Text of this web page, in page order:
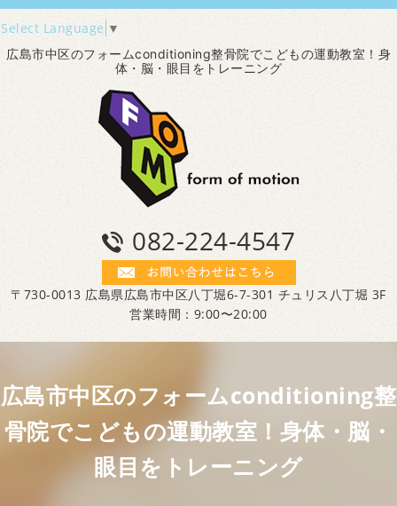
Select Language ▼
広島市中区のフォームconditioning整骨院でこどもの運動教室！身
体・脳・眼目をトレーニング
082-224-4547
〒730-0013 広島県広島市中区八丁堀6-7-301 チュリス八丁堀 3F
営業時間：9:00〜20:00
広島市中区のフォームconditioning整
骨院でこどもの運動教室！身体・脳・
眼目をトレーニング